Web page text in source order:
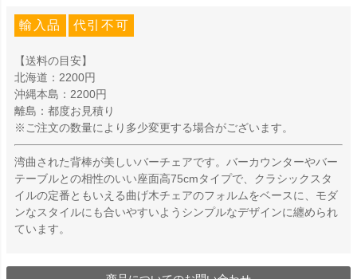
輸入品 代引不可
【送料の目安】
北海道：2200円
沖縄本島：2200円
離島：都度お見積り
※ご注文の数量により多少変更する場合がございます。
湾曲された背棒が美しいバーチェアです。バーカウンターやバー
テーブルとの相性のいい座面高75cmタイプで、クラシックスタ
イルの定番ともいえる曲げ木チェアのフォルムをベースに、モダ
ンなスタイルにも合いやすいようシンプルなデザインに纏められ
ています。